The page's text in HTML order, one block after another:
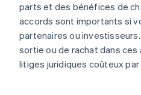
parts et des bénéfices de
accords sont importants si
partenaires ou
sortie ou de rachat dans ces
litiges juridiques coûteux par